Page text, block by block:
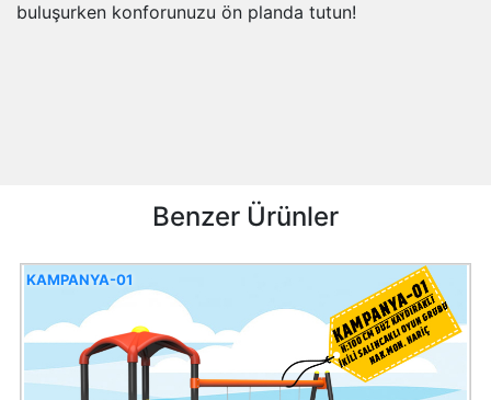
buluşurken konforunuzu ön planda tutun!
Benzer Ürünler
KAMPANYA-01